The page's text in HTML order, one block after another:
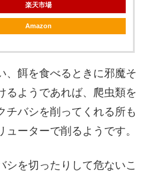
楽天市場
Amazon
、餌を食べるときに邪魔そ
るようであれば、爬虫類を
チバシを削ってくれる所も
ーターで削るようです。
シを切ったりして危ないこ